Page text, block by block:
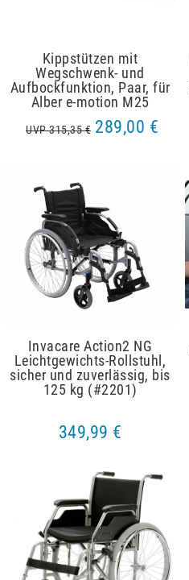
Kippstützen mit
Wegschwenk- und
Aufbockfunktion, Paar, für
Alber e-motion M25
UVP 315,35 € 289,00 €
Invacare Action2 NG
Leichtgewichts-Rollstuhl,
sicher und zuverlässig, bis
125 kg (#2201)
349,99 €